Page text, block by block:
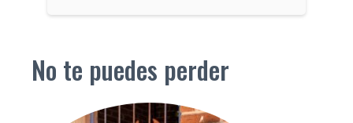
No te puedes perder